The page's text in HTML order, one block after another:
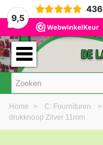
9,5
436
Home > C: Fournituren >
drukknoop Zilver 11mm